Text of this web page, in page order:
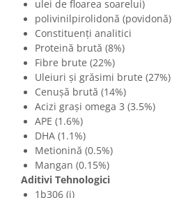
ulei de floarea soarelui)
polivinilpirolidonă (povidonă)
Constituenți analitici
Proteină brută (8%)
Fibre brute (22%)
Uleiuri și grăsimi brute (27%)
Cenușă brută (14%)
Acizi grași omega 3 (3.5%)
APE (1.6%)
DHA (1.1%)
Metionină (0.5%)
Mangan (0.15%)
Aditivi Tehnologici
1b306 (i)